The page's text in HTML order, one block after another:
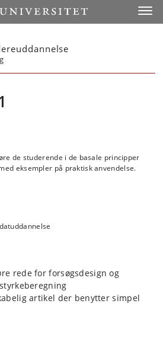
de studerende i de basale principper
eksempler på praktisk anvendelse.
rede for forsøgsdesign og
artikel der benytter simpel